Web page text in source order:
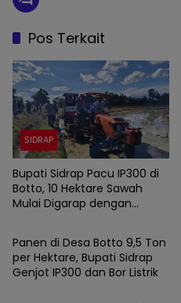
Pos Terkait
SIDRAP
Bupati Sidrap Pacu IP300 di
Botto, 10 Hektare Sawah
Mulai Digarap dengan
SIDRAP
Panen di Desa Botto 9,5 Ton
per Hektare, Bupati Sidrap
Genjot IP300 dan Bor Listrik
SIDRAP